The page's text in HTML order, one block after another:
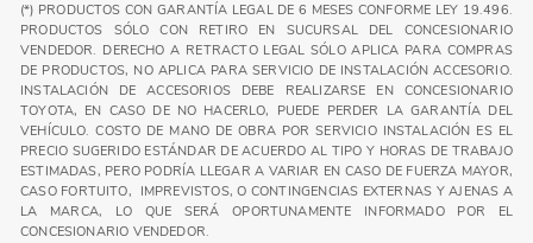
(*) PRODUCTOS CON GARANTÍA LEGAL DE 6 MESES CONFORME LEY 19.496.
PRODUCTOS SÓLO CON RETIRO EN SUCURSAL DEL CONCESIONARIO
VENDEDOR. DERECHO A RETRACTO LEGAL SÓLO APLICA PARA COMPRAS
DE PRODUCTOS, NO APLICA PARA SERVICIO DE INSTALACIÓN ACCESORIO.
INSTALACIÓN DE ACCESORIOS DEBE REALIZARSE EN CONCESIONARIO
TOYOTA, EN CASO DE NO HACERLO, PUEDE PERDER LA GARANTÍA DEL
VEHÍCULO. COSTO DE MANO DE OBRA POR SERVICIO INSTALACIÓN ES EL
PRECIO SUGERIDO ESTÁNDAR DE ACUERDO AL TIPO Y HORAS DE TRABAJO
ESTIMADAS, PERO PODRÍA LLEGAR A VARIAR EN CASO DE FUERZA MAYOR,
CASO FORTUITO, IMPREVISTOS, O CONTINGENCIAS EXTERNAS Y AJENAS A
LA MARCA, LO QUE SERÁ OPORTUNAMENTE INFORMADO POR EL
CONCESIONARIO VENDEDOR.